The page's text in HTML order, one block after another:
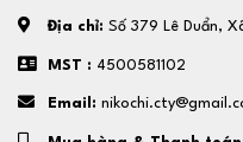
Địa chỉ: Số 379 Lê Duẩn,
MST : 4500581102
Email: